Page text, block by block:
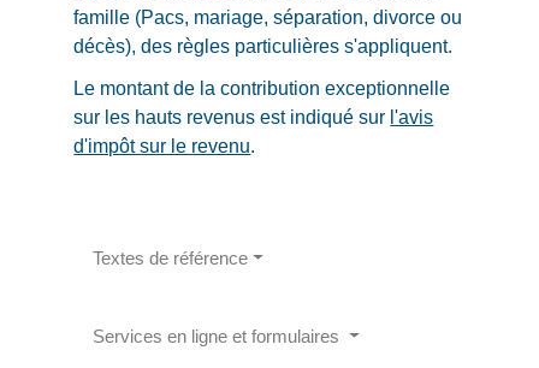
famille (Pacs, mariage, séparation, divorce ou
décès), des règles particulières s'appliquent.
Le montant de la contribution exceptionnelle
sur les hauts revenus est indiqué sur l'avis
d'impôt sur le revenu.
Textes de référence
Services en ligne et formulaires